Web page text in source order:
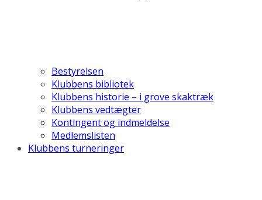
Bestyrelsen
Klubbens bibliotek
Klubbens historie – i grove skaktræk
Klubbens vedtægter
Kontingent og indmeldelse
Medlemslisten
Klubbens turneringer